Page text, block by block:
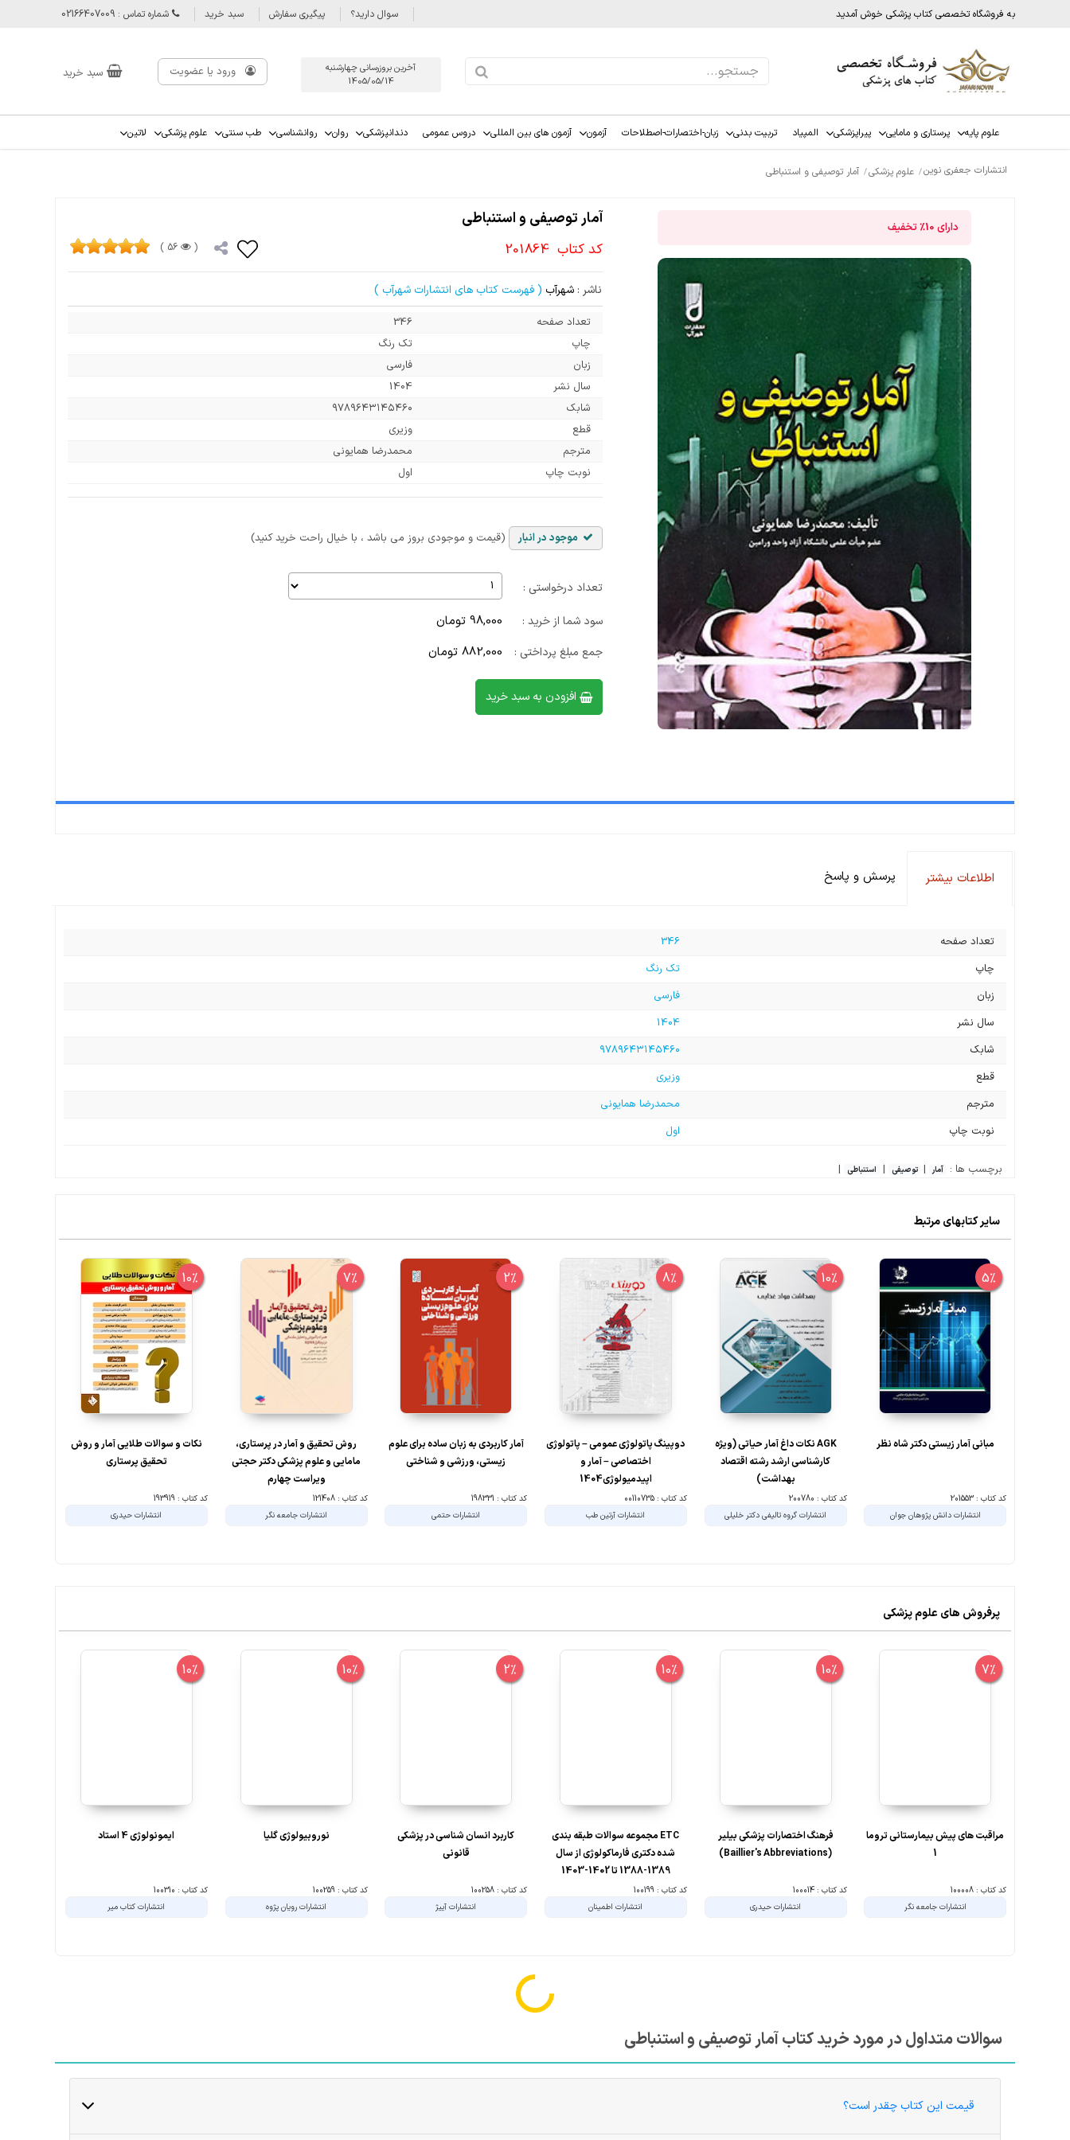
به فروشگاه تخصصی کتاب پزشکی خوش آمدید سوال دارید؟ پیگیری سفارش سبد خرید شماره تماس : 02166407009
آخرین بروزرسانی چهارشنبه
1405/05/14
ورود یا عضویت سبد خرید
علوم پایه پرستاری و مامایی پیراپزشکی المپیاد تربیت بدنی زبان-اختصارات-اصطلاحات آزمون آزمون های بین المللی دروس عمومی دندانپزشکی روان روانشناسی طب سنتی علوم پزشکی لاتین
انتشارات جعفری نوین علوم پزشکی آمار توصیفی و استنباطی
دارای 10% تخفیف آمار توصیفی و استنباطی
کد کتاب 201864
(
56 )
ناشر : شهرآب ( فهرست کتاب های انتشارات شهرآب )
تعداد صفحه
346
چاپ
تک رنگ
زبان
فارسی
سال نشر
1404
شابک
۹۷۸۹۶۴۳۱۴۵۴۶۰
قطع
وزیری
مترجم
محمدرضا همایونی
نوبت چاپ
اول
موجود در انبار (قیمت و موجودی بروز می باشد ، با خیال راحت خرید کنید)
تعداد درخواستی :
سود شما از خرید :
98,000 تومان
جمع مبلغ پرداختی : 882,000 تومان
افزودن به سبد خرید
اطلاعات بیشتر پرسش و پاسخ
تعداد صفحه
346
چاپ
تک رنگ
زبان
فارسی
سال نشر
1404
شابک
۹۷۸۹۶۴۳۱۴۵۴۶۰
قطع
وزیری
مترجم
محمدرضا همایونی
نوبت چاپ
اول
برچسب ها : آمار | توصیفی | استنباطی |
سایر کتابهای مرتبط
5%
مبانی آمار زیستی دکتر شاه نظر
کد کتاب : 201553
انتشارات دانش پژوهان جوان
10%
‏AGK نکات داغ آمار حیاتی (ویژه
کارشناسی ارشد رشته اقتصاد
بهداشت)
کد کتاب : 200780
انتشارات گروه تالیفی دکتر خلیلی
8%
دوپینگ پاتولوژی عمومی – پاتولوژی
اختصاصی – آمار و
اپیدمیولوژی1404
کد کتاب : 00110735
انتشارات آرتین طب
2%
آمار کاربردی به زبان ساده برای علوم
زیستی، ورزشی و شناختی
کد کتاب : 198331
انتشارات حتمی
7%
روش تحقیق و آمار در پرستاری،
مامایی و علوم پزشکی دکتر حجتی
ویراست چهارم
کد کتاب : 121408
انتشارات جامعه نگر
10%
نکات و سوالات طلایی آمار و روش
تحقیق پرستاری
کد کتاب : 193919
انتشارات حیدری
پرفروش های علوم پزشکی
7%
مراقبت های پیش بیمارستانی تروما
1
کد کتاب : 100008
انتشارات جامعه نگر
10%
فرهنگ اختصارات پزشکی بیلیر
(Baillier's Abbreviations)
کد کتاب : 100014
انتشارات حیدری
10%
ETC مجموعه سوالات طبقه بندی
شده دکتری فارماکولوژی از سال
1389-1388 تا 1402-1403
کد کتاب : 100199
انتشارات اطمینان
2%
کاربرد انسان شناسی در پزشکی
قانونی
کد کتاب : 100258
انتشارات آییژ
10%
نوروبیولوژی گلیا
کد کتاب : 100259
انتشارات رویان پژوه
10%
ایمونولوژی 4 استاد
کد کتاب : 100310
انتشارات کتاب میر
10%
7%
10%
10%
10%
10%